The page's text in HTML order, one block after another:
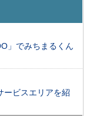
」でみちまるくん
ビスエリアを紹